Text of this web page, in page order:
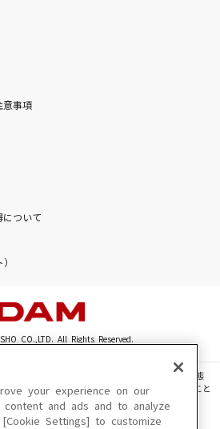
意事項
ついて
CO.,LTD. All Rights Reserved.
の文章・画像・写真・動画・音声等を、手段や形態
超えて無断で複製、転載、ファイル化などすること
ご利用いただけない場合があります。
your experience on our
and ads and to analyze
Settings] to customize